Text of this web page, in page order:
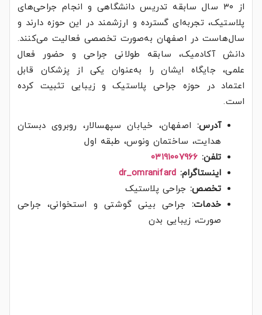
از ۳۰ سال سابقه تدریس دانشگاهی و انجام جراحی‌های
پلاستیک، تجربه‌ای گسترده و ارزشمند در این حوزه دارند و
سال‌هاست در اصفهان به‌صورت تخصصی فعالیت می‌کنند.
دانش آکادمیک، سابقه طولانی جراحی و حضور فعال
علمی، جایگاه ایشان را به‌عنوان یکی از پزشکان قابل
اعتماد در حوزه جراحی پلاستیک و زیبایی تثبیت کرده
است.
آدرس:اصفهان، خیابان سپهسالار، روبروی دبستان
هدایت، ساختمان ونوس، طبقه اول
تلفن: ۰۳۱۹۱۰۰۷۹۶۶
اینستاگرام: dr_omranifard
تخصص:جراحی پلاستیک
خدمات: جراحی بینی گوشتی و استخوانی، جراحی
صورت، زیبایی بدن